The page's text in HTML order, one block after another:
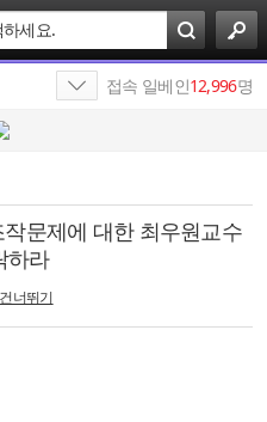
세요.
접속 일베인12,996명
문제에 대한 최우원교수
하라
너뛰기